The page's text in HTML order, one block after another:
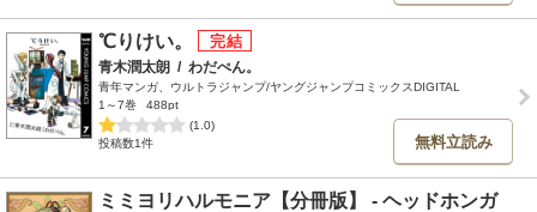
℃りけい。
青木潤太朗 / わだぺん。
青年マンガ、ウルトラジャンプ/ヤングジャンプコミックスDIGITAL
1～7巻
488pt
(1.0)
投稿数1件
無料立読み
ミミヨリハルモニア【分冊版】 - ヘッドホンガ